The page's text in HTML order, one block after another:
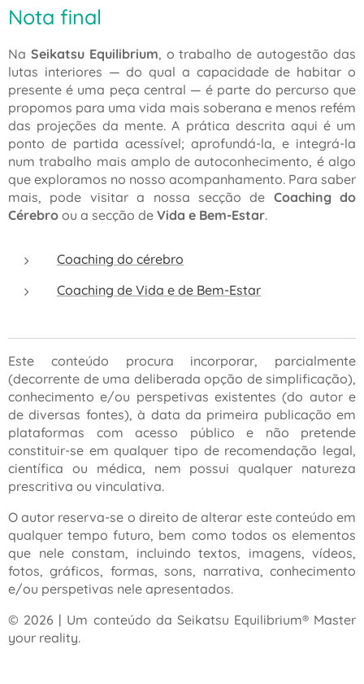
Nota final
Na Seikatsu Equilibrium, o trabalho de autogestão das
lutas interiores — do qual a capacidade de habitar o
presente é uma peça central — é parte do percurso que
propomos para uma vida mais soberana e menos refém
das projeções da mente. A prática descrita aqui é um
ponto de partida acessível; aprofundá-la, e integrá-la
num trabalho mais amplo de autoconhecimento, é algo
que exploramos no nosso acompanhamento. Para saber
mais, pode visitar a nossa secção de Coaching do
Cérebro ou a secção de Vida e Bem-Estar.
Coaching do cérebro
Coaching de Vida e de Bem-Estar
Este conteúdo procura incorporar, parcialmente
(decorrente de uma deliberada opção de simplificação),
conhecimento e/ou perspetivas existentes (do autor e
de diversas fontes), à data da primeira publicação em
plataformas com acesso público e não pretende
constituir-se em qualquer tipo de recomendação legal,
científica ou médica, nem possui qualquer natureza
prescritiva ou vinculativa.
O autor reserva-se o direito de alterar este conteúdo em
qualquer tempo futuro, bem como todos os elementos
que nele constam, incluindo textos, imagens, vídeos,
fotos, gráficos, formas, sons, narrativa, conhecimento
e/ou perspetivas nele apresentados.
© 2026 | Um conteúdo da Seikatsu Equilibrium® Master
your reality.